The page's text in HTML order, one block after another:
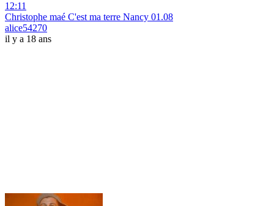
12:11
Christophe maé C'est ma terre Nancy 01.08
alice54270
il y a 18 ans